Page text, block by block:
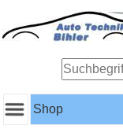
Shop